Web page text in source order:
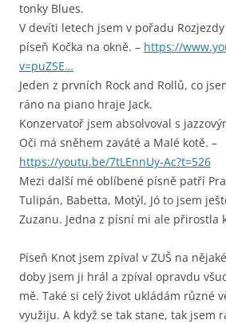
tonky Blues.
V devíti letech jsem v pořadu
píseň Kočka na okně. – https://
v=puZSE…
Jeden z prvních Rock and Rollů, co
ráno na piano hraje Jack.
Konzervatoř jsem absolvoval s
Oči má sněhem zaváté a Malé kotě. –
https://youtu.be/7tLEnnUy-Ac?t=526
Mezi další mé oblíbené písně patří
Tulipán, Babetta, Motýl, Jó to jsem
Zuzanu. Jedna z písní mi ale přirostla
Píseň Knot jsem zpíval v ZUŠ na
doby jsem ji hrál a zpíval opravdu
mě. Také si celý život ukládám různé
využiju. A když se tak stane, tak jsem